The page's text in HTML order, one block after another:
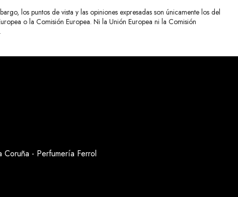
los puntos de vista y las opiniones expresadas son únicamente los del
o la Comisión Europea. Ni la Unión Europea ni la Comisión
Coruña - Perfumería Ferrol